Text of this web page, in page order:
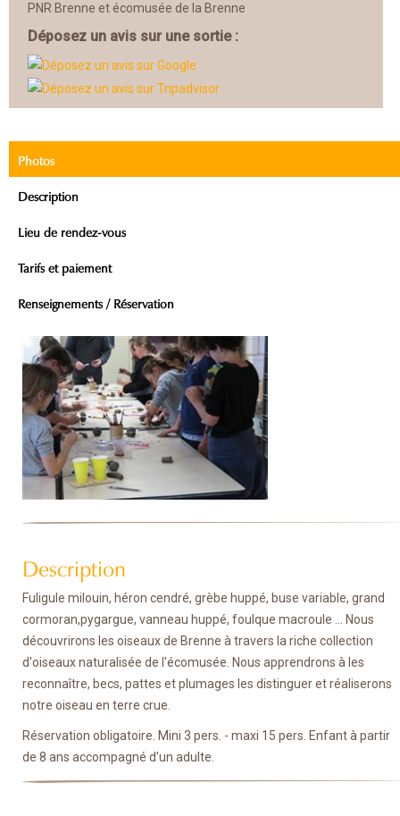
PNR Brenne et écomusée de la Brenne
Déposez un avis sur une sortie :
Photos
Description
Lieu de rendez-vous
Tarifs et paiement
Renseignements / Réservation
Description
Fuligule milouin, héron cendré, grèbe huppé, buse variable, grand
cormoran,pygargue, vanneau huppé, foulque macroule ... Nous
découvrirons les oiseaux de Brenne à travers la riche collection
d'oiseaux naturalisée de l'écomusée. Nous apprendrons à les
reconnaître, becs, pattes et plumages les distinguer et réaliserons
notre oiseau en terre crue.
Réservation obligatoire. Mini 3 pers. - maxi 15 pers. Enfant à partir
de 8 ans accompagné d'un adulte.